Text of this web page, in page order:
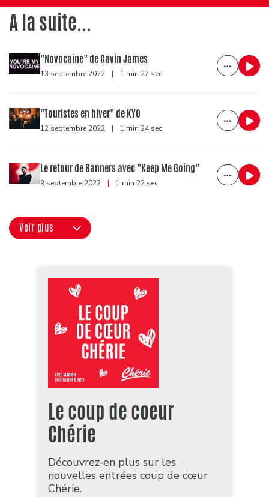
A la suite...
"Novocaine" de Gavin James
13 septembre 2022 | 1 min 27 sec
"Touristes en hiver" de KYO
12 septembre 2022 | 1 min 24 sec
Le retour de Banners avec "Keep Me Going"
9 septembre 2022 | 1 min 22 sec
Voir plus
Le coup de coeur
Chérie
Découvrez-en plus sur les
nouvelles entrées coup de cœur
Chérie.